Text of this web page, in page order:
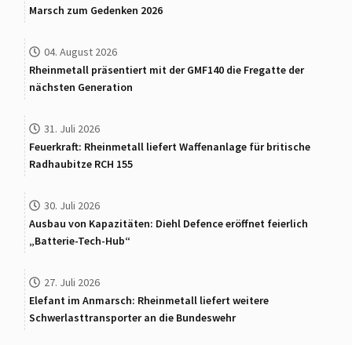
Marsch zum Gedenken 2026
04. August 2026
Rheinmetall präsentiert mit der GMF140 die Fregatte der
nächsten Generation
31. Juli 2026
Feuerkraft: Rheinmetall liefert Waffenanlage für britische
Radhaubitze RCH 155
30. Juli 2026
Ausbau von Kapazitäten: Diehl Defence eröffnet feierlich
„Batterie-Tech-Hub“
27. Juli 2026
Elefant im Anmarsch: Rheinmetall liefert weitere
Schwerlasttransporter an die Bundeswehr